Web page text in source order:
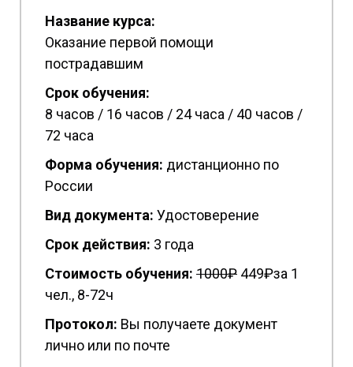
Название курса:
Оказание первой помощи
пострадавшим
Срок обучения:
8 часов / 16 часов / 24 часа / 40 часов /
72 часа
Форма обучения: дистанционно по
России
Вид документа: Удостоверение
Срок действия: 3 года
Стоимость обучения: 1000₽ 449₽за 1
чел., 8-72ч
Протокол: Вы получаете документ
лично или по почте